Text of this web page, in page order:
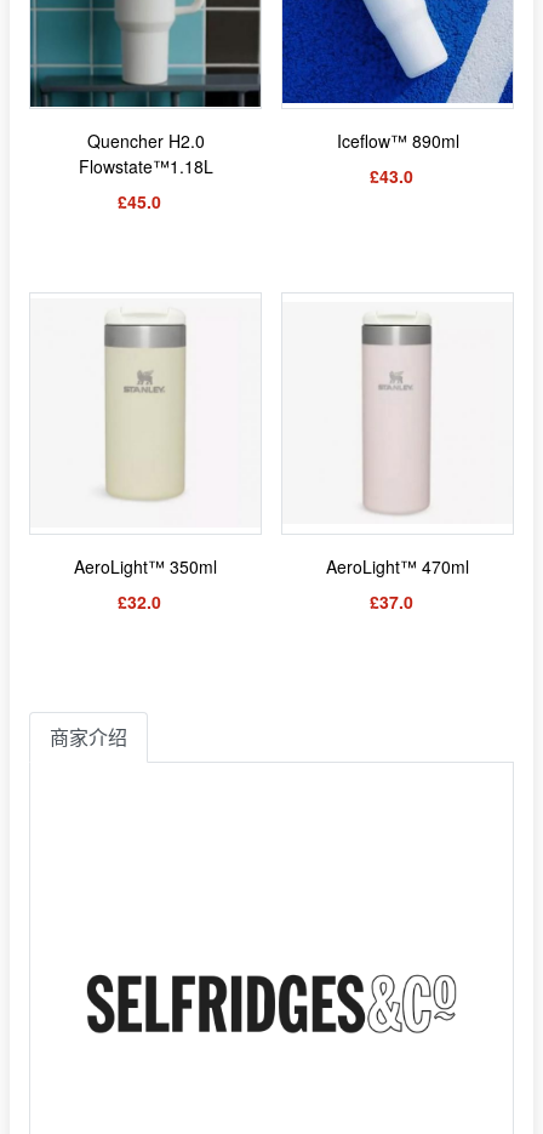
Quencher H2.0
Flowstate™1.18L
£45.0
Iceflow™ 890ml
£43.0
AeroLight™ 350ml
£32.0
AeroLight™ 470ml
£37.0
商家介绍